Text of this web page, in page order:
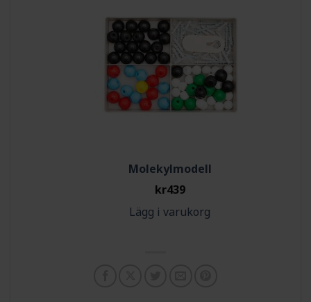
Molekylmodell
kr439
Lägg i varukorg